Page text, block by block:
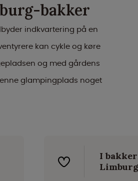
bakker
indkvartering på en
kan cykle og køre
og med gårdens
glampingplads noget
I
Limburg